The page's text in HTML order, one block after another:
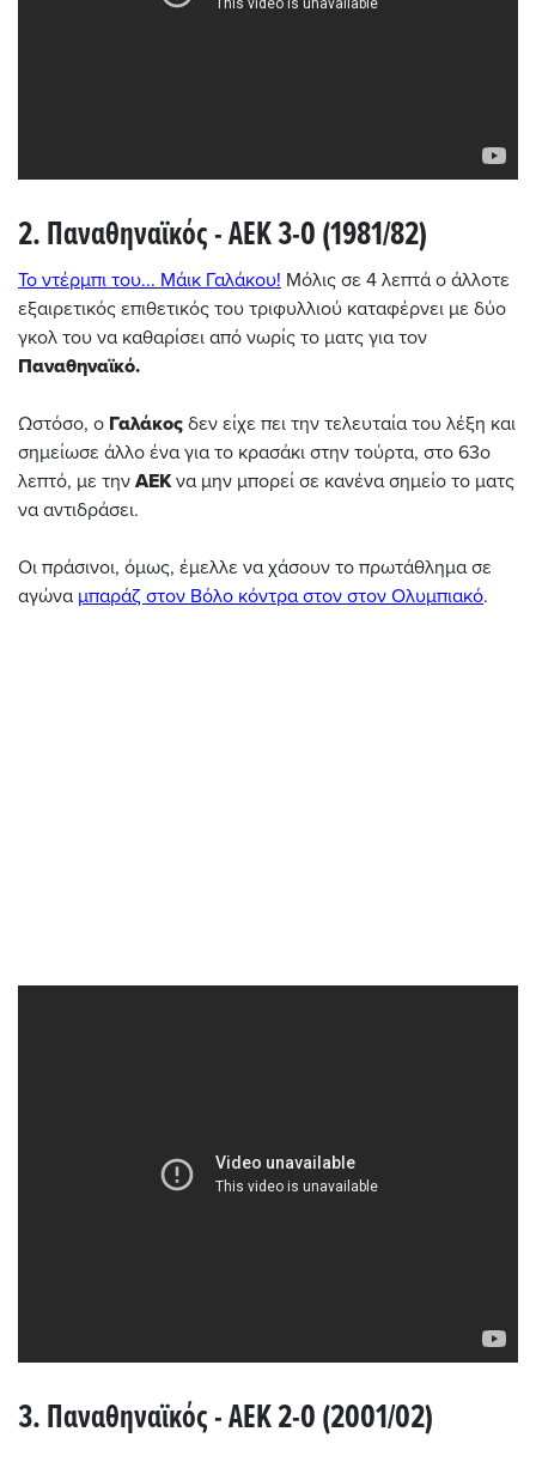
2. Παναθηναϊκός - ΑΕΚ 3-0 (1981/82)
Το ντέρμπι του... Μάικ Γαλάκου! Μόλις σε 4 λεπτά ο άλλοτε
εξαιρετικός επιθετικός του τριφυλλιού καταφέρνει με δύο
γκολ του να καθαρίσει από νωρίς το ματς για τον
Παναθηναϊκό.
Ωστόσο, ο Γαλάκος δεν είχε πει την τελευταία του λέξη και
σημείωσε άλλο ένα για το κρασάκι στην τούρτα, στο 63ο
λεπτό, με την ΑΕΚνα μην μπορεί σε κανένα σημείο το ματς
να αντιδράσει.
Οι πράσινοι, όμως, έμελλε να χάσουν το πρωτάθλημα σε
αγώνα μπαράζ στον Βόλο κόντρα στον στον Ολυμπιακό.
3. Παναθηναϊκός - ΑΕΚ 2-0 (2001/02)